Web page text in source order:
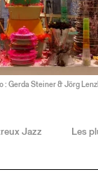
: Gerda Steiner & Jörg
Jazz Les